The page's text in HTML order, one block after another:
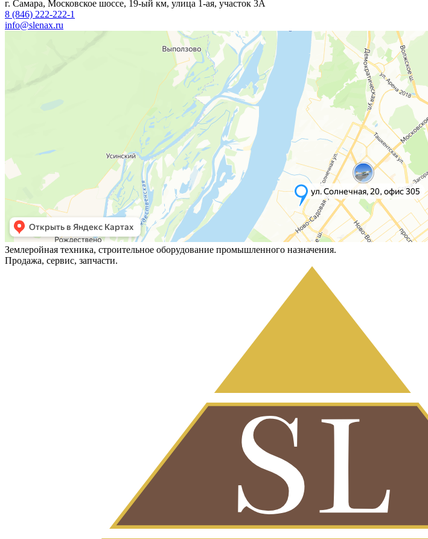
г. Самара, Московское шоссе, 19-ый км, улица 1-ая, участок 3А
8 (846) 222-222-1
info@slenax.ru
Землеройная техника, строительное оборудование промышленного назначения.
Продажа, сервис, запчасти.